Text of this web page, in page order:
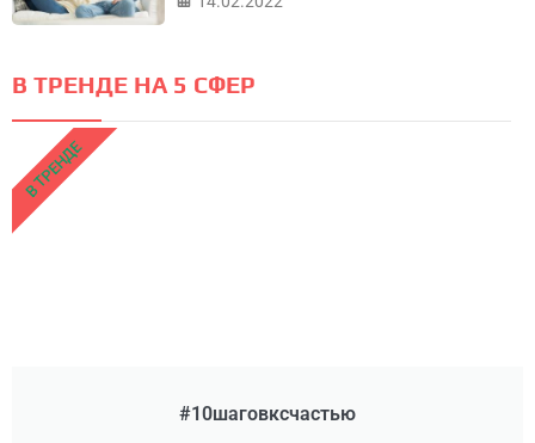
В ТРЕНДЕ НА 5 СФЕР
#10шаговксчастью
В ТРЕНДЕ